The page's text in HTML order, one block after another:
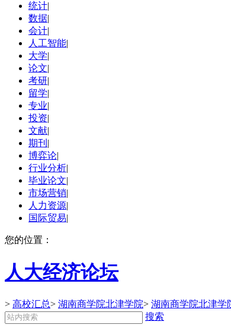
统计|
数据|
会计|
人工智能|
大学|
论文|
考研|
留学|
专业|
投资|
文献|
期刊 |
博弈论|
行业分析|
毕业论文|
市场营销|
人力资源|
国际贸易|
您的位置：
人大经济论坛
> 高校汇总> 湖南商学院北津学院> 湖南商学院北津学
搜索